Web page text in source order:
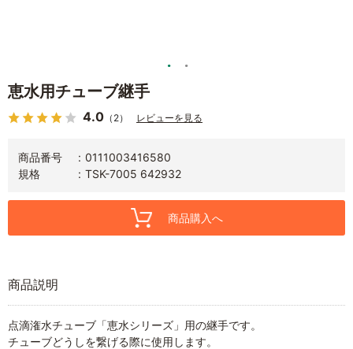
恵水用チューブ継手
4.0 （2） レビューを見る
商品番号
0111003416580
規格
TSK-7005 642932
商品購入へ
商品説明
点滴潅水チューブ「恵水シリーズ」用の継手です。
チューブどうしを繋げる際に使用します。